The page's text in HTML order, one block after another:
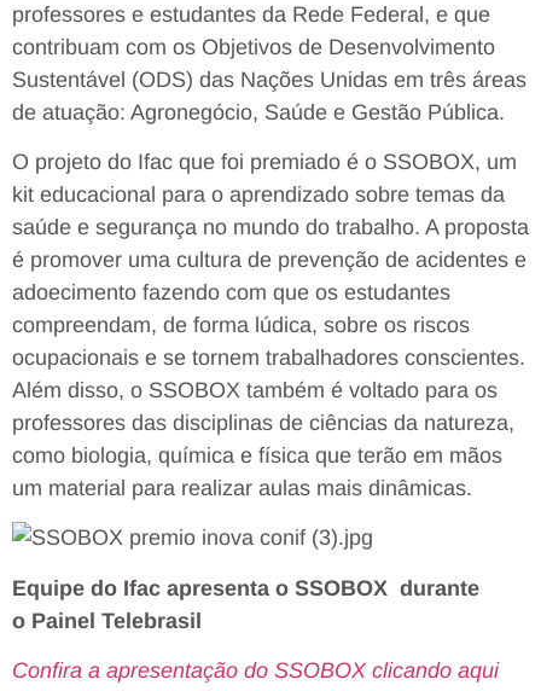
professores e estudantes da Rede Federal, e que
contribuam com os Objetivos de Desenvolvimento
Sustentável (ODS) das Nações Unidas em três áreas
de atuação: Agronegócio, Saúde e Gestão Pública.
O projeto do Ifac que foi premiado é o SSOBOX, um
kit educacional para o aprendizado sobre temas da
saúde e segurança no mundo do trabalho. A proposta
é promover uma cultura de prevenção de acidentes e
adoecimento fazendo com que os estudantes
compreendam, de forma lúdica, sobre os riscos
ocupacionais e se tornem trabalhadores conscientes.
Além disso, o SSOBOX também é voltado para os
professores das disciplinas de ciências da natureza,
como biologia, química e física que terão em mãos
um material para realizar aulas mais dinâmicas.
Equipe do Ifac apresenta o SSOBOX durante
o Painel Telebrasil
Confira a apresentação do SSOBOX clicando aqui